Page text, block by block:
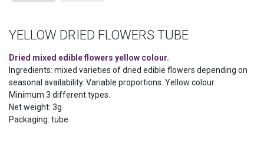
YELLOW DRIED FLOWERS TUBE
Dried mixed edible flowers yellow colour.
Ingredients: mixed varieties of dried edible flowers depending on
seasonal availability. Variable proportions. Yellow colour.
Minimum 3 different types.
Net weight: 3g
Packaging: tube